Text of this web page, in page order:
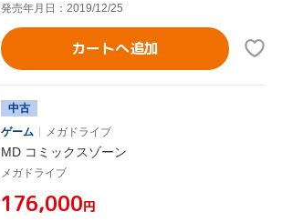
発売年月日：2019/12/25
カートへ追加
中古
ゲーム
メガドライブ
MD コミックスゾーン
メガドライブ
¥176,000円